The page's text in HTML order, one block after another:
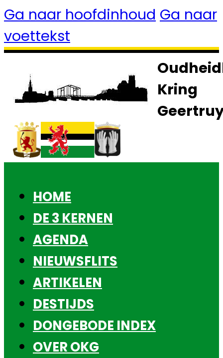
Ga naar hoofdinhoud Ga naar
voettekst
Kring
HOME
DE 3 KERNEN
AGENDA
NIEUWSFLITS
ARTIKELEN
DESTIJDS
DONGEBODE INDEX
OVER OKG